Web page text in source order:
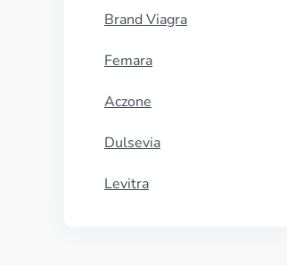
Brand Viagra
Femara
Aczone
Dulsevia
Levitra